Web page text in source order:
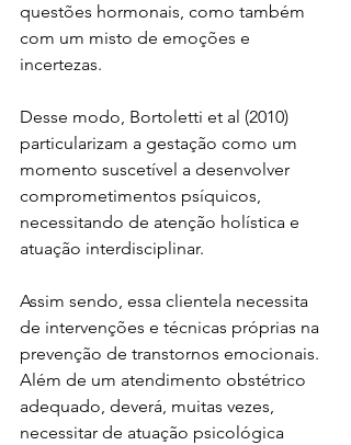
questões hormonais, como também
com um misto de emoções e
incertezas.
Desse modo, Bortoletti et al (2010)
particularizam a gestação como um
momento suscetível a desenvolver
comprometimentos psíquicos,
necessitando de atenção holística e
atuação interdisciplinar.
Assim sendo, essa clientela necessita
de intervenções e técnicas próprias na
prevenção de transtornos emocionais.
Além de um atendimento obstétrico
adequado, deverá, muitas vezes,
necessitar de atuação psicológica